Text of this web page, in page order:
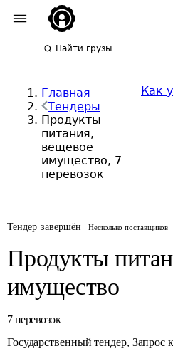
Найти грузы
Главная
Тендеры
Продукты
питания,
вещевое
имущество, 7
перевозок
Как
Тендер завершён Несколько поставщиков
Продукты
имущество
7 перевозок
Государственный тендер, Запрос